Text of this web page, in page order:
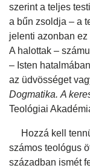
szerint a teljes
a bűn zsoldja – a
jelenti azonban
A halottak –
– Isten
az üdvösséget
Dogmatika. A
Teológiai
Hozzá kell
számos teológus
században ismét